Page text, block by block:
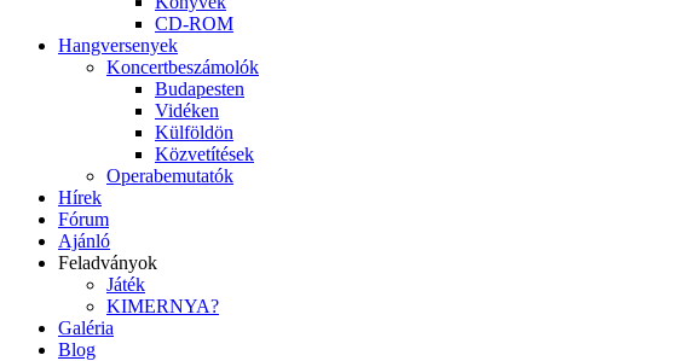
CD-ROM
Hangversenyek
Koncertbeszámolók
Budapesten
Vidéken
Külföldön
Közvetítések
Operabemutatók
Hírek
Fórum
Ajánló
Feladványok
Játék
KIMERNYA?
Galéria
Blog